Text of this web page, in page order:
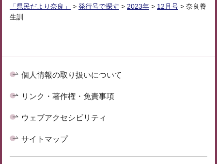
「県民だより奈良」
> 発行号で探す > 2023年 > 12月号 > 奈良養
生訓
個人情報の取り扱いについて
リンク・著作権・免責事項
ウェブアクセシビリティ
サイトマップ